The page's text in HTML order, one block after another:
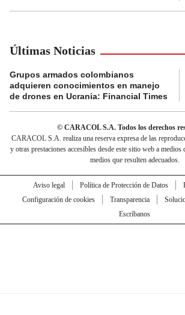
Últimas Noticias
Grupos armados colombianos
adquieren conocimientos en manejo
de drones en Ucrania: Financial Times
© CARACOL S.A. Todos los derechos
CARACOL S.A. realiza una reserva expresa de las
y otras prestaciones accesibles desde este sitio web a medios
medios que resulten adecuados.
Aviso legal Política de Protección de Datos
Configuración de cookies
Transparencia
Escríbanos